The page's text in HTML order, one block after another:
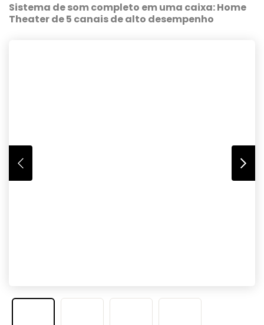
Sistema de som completo em uma caixa: Home
Theater de 5 canais de alto desempenho